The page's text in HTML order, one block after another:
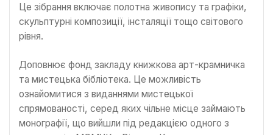
Це зібрання включає полотна живопису та графіки,
скульптурні композиції, інсталяції тощо світового
рівня.
Доповнює фонд закладу книжкова арт-крамничка
та мистецька бібліотека. Це можливість
ознайомитися з виданнями мистецької
спрямованості, серед яких чільне місце займають
монографії, що вийшли під редакцією одного з